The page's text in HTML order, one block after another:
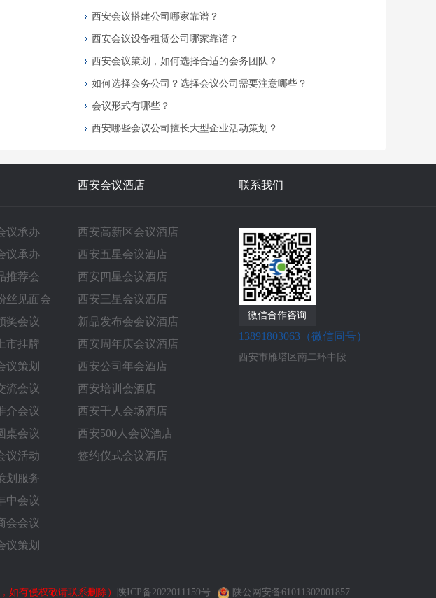
西安会议搭建公司哪家靠谱？
西安会议设备租赁公司哪家靠谱？
西安会议策划，如何选择合适的会务团队？
如何选择会务公司？选择会议公司需要注意哪些？
会议形式有哪些？
西安哪些会议公司擅长大型企业活动策划？
西安会议酒店 联系我们
议承办
议承办
推荐会
丝见面会
奖会议
市挂牌
议策划
流会议
介会议
桌会议‌
议活动
划服务
中会议
会会议
议策划
西安高新区会议酒店
西安五星会议酒店
西安四星会议酒店
西安三星会议酒店
新品发布会会议酒店
西安周年庆会议酒店
西安公司年会酒店
西安培训会酒店
西安千人会场酒店
西安500人会议酒店
签约仪式会议酒店
微信合作咨询
13891803063（微信同号）
西安市雁塔区南二环中段
如有侵权敬请联系删除） 陕ICP备2022011159号 陕公网安备61011302001857